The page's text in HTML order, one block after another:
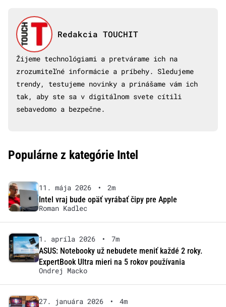
Redakcia TOUCHIT
Žijeme technológiami a pretvárame ich na
zrozumiteľné informácie a príbehy. Sledujeme
trendy, testujeme novinky a prinášame vám ich
tak, aby ste sa v digitálnom svete cítili
sebavedomo a bezpečne.
Populárne z kategórie Intel
11. mája 2026 •
2m
Intel vraj bude opäť vyrábať čipy pre Apple
Roman Kadlec
1. apríla 2026 •
7m
ASUS: Notebooky už nebudete meniť každé 2 roky.
ExpertBook Ultra mieri na 5 rokov používania
Ondrej Macko
27. januára 2026 •
4m